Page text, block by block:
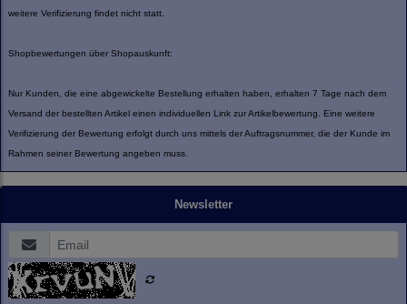
weitere Verifizierung findet nicht statt.
Shopbewertungen über Shopauskunft:
Nur Kunden, die eine abgewickelte Bestellung erhalten haben, erhalten 7 Tage nach dem
Versand der bestellten Artikel einen individuellen Link zur Artikelbewertung. Eine weitere
Verifizierung der Bewertung erfolgt durch uns mittels der Auftragsnummer, die der Kunde im
Rahmen seiner Bewertung angeben muss.
Newsletter